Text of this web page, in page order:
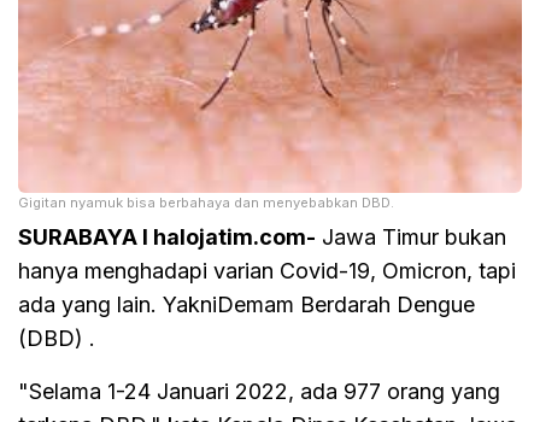
Gigitan nyamuk bisa berbahaya dan menyebabkan DBD.
SURABAYA I halojatim.com- Jawa Timur bukan
hanya menghadapi varian Covid-19, Omicron, tapi
ada yang lain. YakniDemam Berdarah Dengue
(DBD) .
"Selama 1-24 Januari 2022, ada 977 orang yang